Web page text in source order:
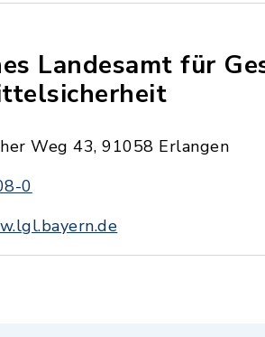
Landesamt für
Weg 43, 91058 Erlangen
0